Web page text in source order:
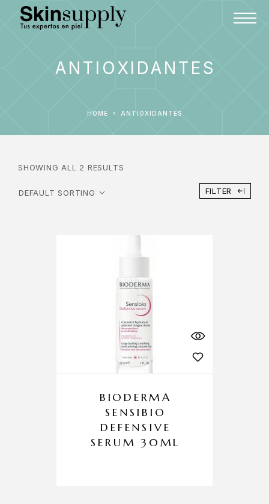
ANTIOXIDANTES
HOME ANTIOXIDANTES
SHOWING ALL 2 RESULTS
FILTER
BIODERMA
SENSIBIO
DEFENSIVE
SERUM 30ML